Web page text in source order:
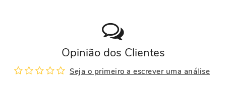
Opinião dos Clientes
Seja o primeiro a escrever uma análise